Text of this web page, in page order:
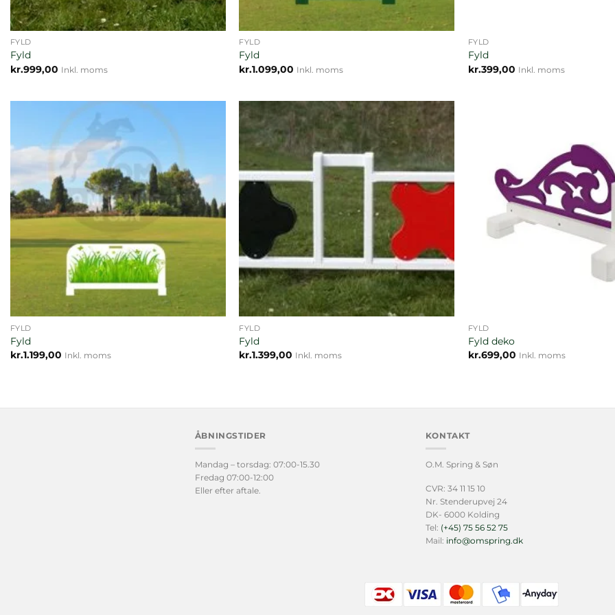
FYLD
Fyld
kr.999,00 Inkl. moms
FYLD
Fyld
kr.1.099,00 Inkl. moms
FYLD
Fyld
kr.399,00 Inkl. moms
FYLD
Fyld
kr.1.199,00 Inkl. moms
FYLD
Fyld
kr.1.399,00 Inkl. moms
FYLD
Fyld deko
kr.699,00 Inkl. moms
ÅBNINGSTIDER
Mandag – torsdag: 07:00-15.30
Fredag 07:00-12:00
Eller efter aftale.
KONTAKT
O.M. Spring & Søn
CVR: 34 11 15 10
Nr. Stenderupvej 24
DK- 6000 Kolding
Tel: (+45) 75 56 52 75
Mail: info@omspring.dk